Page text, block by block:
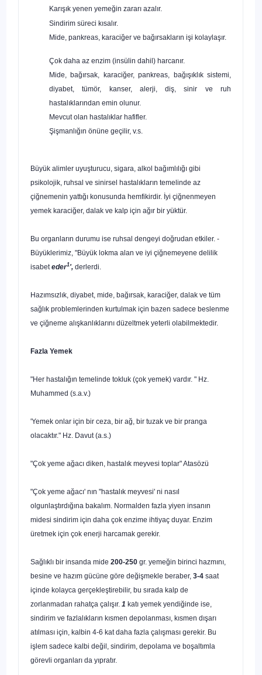
Karışık yenen yemeğin zararı azalır.
Sindirim süreci kısalır.
Mide, pankreas, karaciğer ve bağırsakların işi kolaylaşır.
Çok daha az enzim (insülin dahil) harcanır.
Mide, bağırsak, karaciğer, pankreas, bağışıklık sistemi,
diyabet, tümör, kanser, alerji, diş, sinir ve ruh
hastalıklarından emin olunur.
Mevcut olan hastalıklar hafifler.
Şişmanlığın önüne geçilir, v.s.
Büyük alimler uyuşturucu, sigara, alkol bağımlılığı gibi
psikolojik, ruhsal ve sinirsel hastalıkların temelinde az
çiğnemenin yattığı konusunda hemfi­kirdir. İyi çiğnenmeyen
yemek karaciğer, dalak ve kalp için ağır bir yüktür.
Bu organların durumu ise ruhsal dengeyi doğrudan etkiler. -
Büyüklerimiz, "Büyük lokma alan ve iyi çiğnemeyene delilik
isabeteder1', derlerdi.
Hazımsızlık, diyabet, mide, bağırsak, karaciğer, dalak ve tüm
sağlık problemlerinden kurtulmak için bazen sadece beslenme
ve çiğneme alış­kanlıklarını düzeltmek yeterli olabilmektedir.
Fazla Yemek
"Her hastalığın temelinde tokluk (çok yemek) vardır. " Hz.
Muhammed (s.a.v.)
'Yemek onlar için bir ceza, bir ağ, bir tuzak ve bir pranga
olacaktır." Hz. Davut (a.s.)
"Çok yeme ağacı diken, hastalık meyvesi toplar" Atasözü
"Çok yeme ağacı' nın "hastalık meyvesi' ni nasıl
olgunlaştırdığına bakalım. Normalden fazla yiyen insanın
midesi sindirim için daha çok enzime ih­tiyaç duyar. Enzim
üretmek için çok enerji harcamak gerekir.
Sağlıklı bir insanda mide 200-250 gr. yemeğin birinci hazmını,
besine ve hazım gücüne göre değişmekle beraber, 3-4 saat
içinde kolayca gerçek­leştirebilir, bu sırada kalp de
zorlanmadan rahatça çalışır. 1 katı yemek yendiğinde ise,
sindirim ve fazlalıkların kısmen depolanması, kısmen dışa­rı
atılması için, kalbin 4-6 kat daha fazla çalışması gerekir. Bu
işlem sadece kalbi değil, sindirim, depolama ve boşaltımla
görevli organları da yıpratır.